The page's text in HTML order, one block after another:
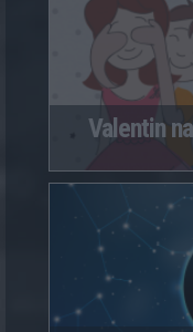
Valentin